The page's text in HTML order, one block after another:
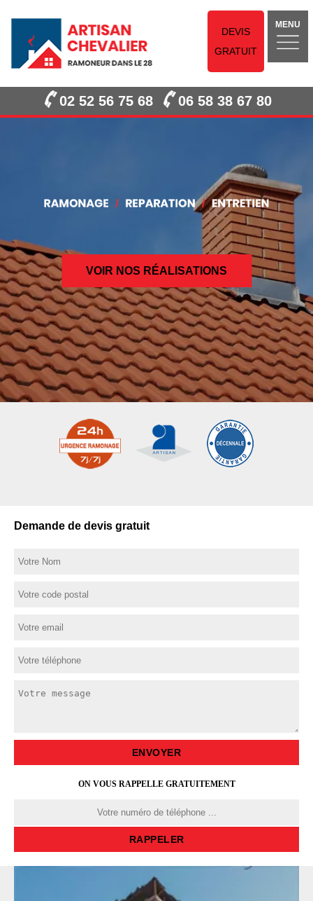
DEVIS
GRATUIT
MENU
02 52 56 75 68 06 58 38 67 80
VOIR NOS RÉALISATIONS
Demande de devis gratuit
ON VOUS RAPPELLE GRATUITEMENT